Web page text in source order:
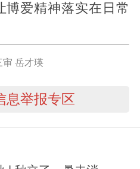
博爱精神落实在日常
岳才瑛
息举报专区